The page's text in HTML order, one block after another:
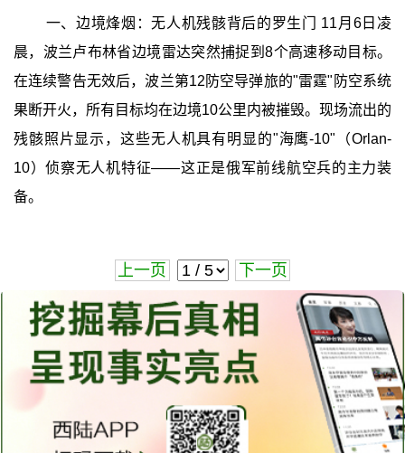
一、边境烽烟：无人机残骸背后的罗生门 11月6日凌
晨，波兰卢布林省边境雷达突然捕捉到8个高速移动目标。
在连续警告无效后，波兰第12防空导弹旅的"雷霆"防空系统
果断开火，所有目标均在边境10公里内被摧毁。现场流出的
残骸照片显示，这些无人机具有明显的"海鹰-10"（Orlan-
10）侦察无人机特征——这正是俄军前线航空兵的主力装
备。
上一页 下一页